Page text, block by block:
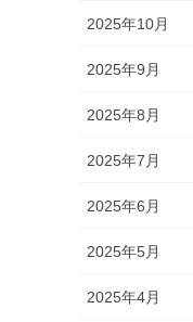
2025年10月
2025年9月
2025年8月
2025年7月
2025年6月
2025年5月
2025年4月